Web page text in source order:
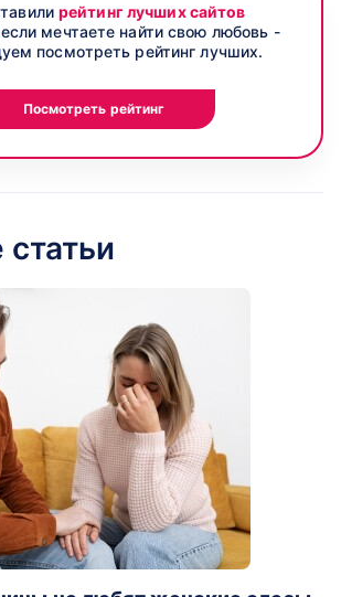
рейтинг лучших сайтов
мечтаете найти свою любовь -
посмотреть рейтинг лучших.
Посмотреть рейтинг